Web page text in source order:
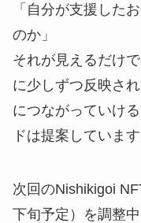
「自分が支援した
のか」
それが見えるだけ
に少しずつ反映さ
につながっていけ
ドは提案しています
次回のNishikigoi
下旬予定）を調整